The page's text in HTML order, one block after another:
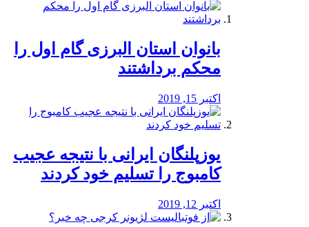
بانوان استان البرزی گام اول را
محكم برداشتند
اکتبر 15, 2019
یوزپلنگان ایرانی با نتیجه عجیب
کامبوج را تسلیم خود کردند
اکتبر 12, 2019